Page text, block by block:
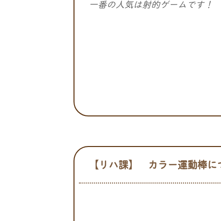
一番の人気は射的ゲームです！
【リハ課】 カラー運動棒に